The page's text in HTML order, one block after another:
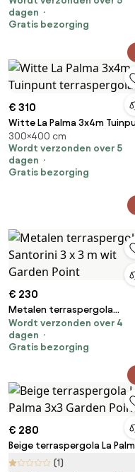
Tuinpunt
dagen
Gratis bezorging
€ 310
Witte La Palma 3x4m
terraspergola
300×400 cm
Wordt verzonden over 5
dagen
Gratis bezorging
€ 230
Metalen terraspergola
Santorini 3 x 3 m wit Garden
Point
Wordt verzonden over 4
dagen
Gratis bezorging
€ 280
Beige terraspergola La
3x3 Garden Point
(1)